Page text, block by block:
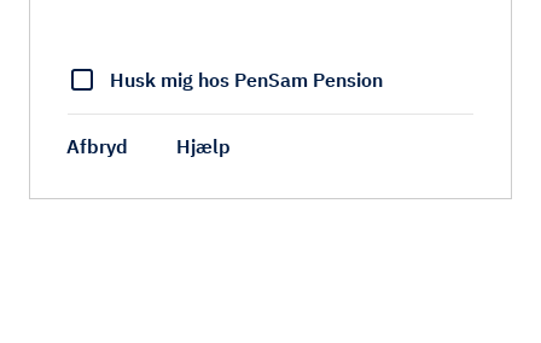
Husk mig hos PenSam Pension
Afbryd Hjælp